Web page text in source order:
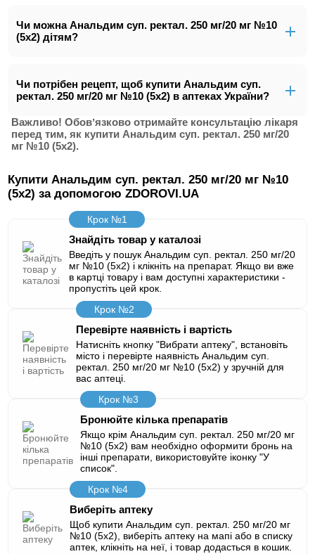
Чи можна Анальдим суп. ректал. 250 мг/20 мг №10
(5х2) дітям?
Чи потрібен рецепт, щоб купити Анальдим суп.
ректал. 250 мг/20 мг №10 (5х2) в аптеках України?
Важливо! Обовʼязково отримайте консультацію лікаря
перед тим, як купити Анальдим суп. ректал. 250 мг/20
мг №10 (5х2).
Купити Анальдим суп. ректал. 250 мг/20 мг №10
(5х2) за допомогою ZDOROVI.UA
Крок №1
Знайдіть товар у каталозі
Введіть у пошук Анальдим суп. ректал. 250 мг/20
мг №10 (5х2) і клікніть на препарат. Якщо ви вже
в картці товару і вам доступні характеристики -
пропустіть цей крок.
Крок №2
Перевірте наявність і вартість
Натисніть кнопку "Вибрати аптеку", встановіть
місто і перевірте наявність Анальдим суп.
ректал. 250 мг/20 мг №10 (5х2) у зручній для
вас аптеці.
Крок №3
Бронюйте кілька препаратів
Якщо крім Анальдим суп. ректал. 250 мг/20 мг
№10 (5х2) вам необхідно оформити бронь на
інші препарати, використовуйте іконку "У
список".
Крок №4
Виберіть аптеку
Щоб купити Анальдим суп. ректал. 250 мг/20 мг
№10 (5х2), виберіть аптеку на мапі або в списку
аптек, клікніть на неї, і товар додасться в кошик.